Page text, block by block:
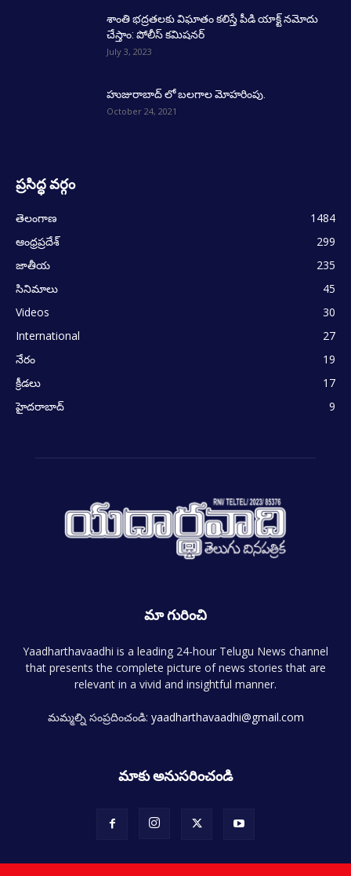
శాంతి భద్రతలకు విఘాతం కలిస్తే పీడి యాక్ట్ నమోదు
చేస్తాం: పోలీస్ కమిషనర్
July 3, 2023
హుజురాబాద్ లో బలగాల మోహరింపు.
October 24, 2021
ప్రసిద్ధ వర్గం
తెలంగాణ
1484
ఆంధ్రప్రదేశ్
299
జాతీయ
235
సినిమాలు
45
Videos
30
International
27
నేరం
19
క్రీడలు
17
హైదరాబాద్
9
మా గురించి
Yaadharthavaadhi is a leading 24-hour Telugu News channel
that presents the complete picture of news stories that are
relevant in a vivid and insightful manner.
మమ్మల్ని సంప్రదించండి: yaadharthavaadhi@gmail.com
మాకు అనుసరించండి